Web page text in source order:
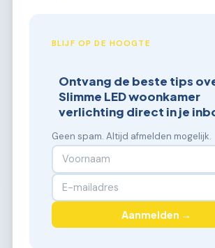
BLIJF OP DE HOOGTE
Ontvang de beste tips
Slimme LED woonkamer
verlichting direct in je
Geen spam. Altijd afmelden mogelijk.
Aanmelden →